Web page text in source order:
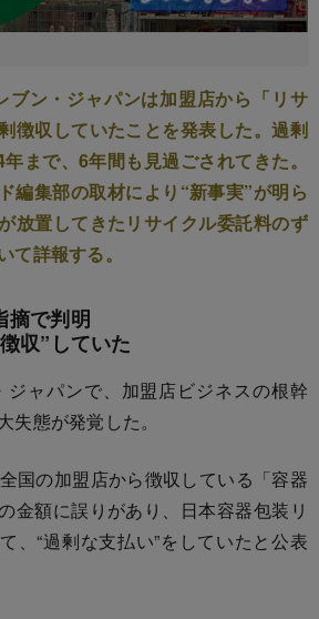
ブン・ジャパンは加盟店から「リサ
徴収していたことを発表した。過剰
まで、6年間も見過ごされてきた。
編集部の取材により“新事実”が明ら
放置してきたリサイクル委託料のず
て詳報する。
摘で判明
収”していた
ャパンで、加盟店ビジネスの根幹
失態が発覚した。
国の加盟店から徴収している「容器
金額に誤りがあり、日本容器包装リ
、“過剰な支払い”をしていたと公表